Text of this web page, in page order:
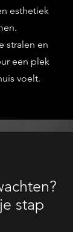
esthetiek
stralen en
een plek
voelt.
stap